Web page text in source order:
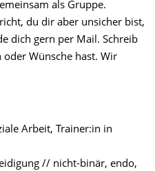
als Gruppe.
du dir aber unsicher bist,
dich gern per Mail. Schreib
oder Wünsche hast. Wir
Arbeit, Trainer:in in
// nicht-binär, endo,